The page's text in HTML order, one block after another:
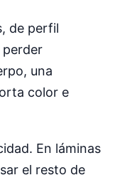
de perfil
perder
una
color e
En láminas
el resto de